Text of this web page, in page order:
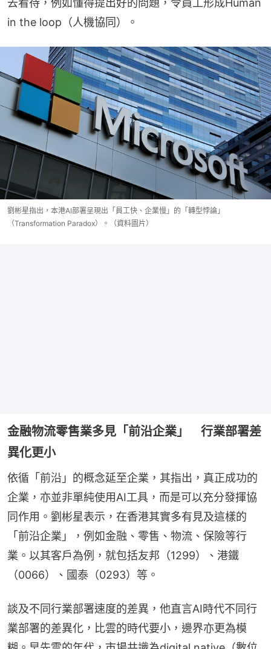
去看待，例如懂得提出好的問題，令員工形成Human
in the loop（人機協同）。
劉彬星指出，本港AI部署呈現出「員工快、企業慢」的「轉型悖論」
（Transformation Paradox）。（資料圖片）
金融物流零售業多見「前沿企業」 行業部署差
異化更小
依循「前沿」的概念延至企業，其指出，真正成功的
企業，亦並非單純使用AI工具，而是可以充分發揮協
同作用。劉彬星表示，在香港其實多有見及這樣的
「前沿企業」，例如金融、零售、物流、保險等行
業。以其客戶為例，就包括友邦（1299）、港鐵
（0066）、國泰（0293）等。
談及不同行業部署速度的差異，他直言AI時代不同行
業部署的差異化，比雲的時代要小，邊界亦更為模